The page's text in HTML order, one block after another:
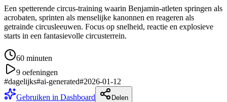
Een spetterende circus-training waarin Benjamin-atleten springen als
acrobaten, sprinten als menselijke kanonnen en reageren als
getrainde circusleeuwen. Focus op snelheid, reactie en explosieve
starts in een fantasievolle circusterrein.
60 minuten
9 oefeningen
#dagelijks#ai-generated#2026-01-12
Gebruiken in Dashboard
Delen